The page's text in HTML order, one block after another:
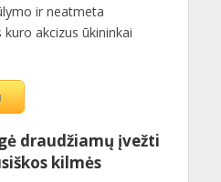
ir neatmeta
akcizus ūkininkai
draudžiamų įvežti
kilmės